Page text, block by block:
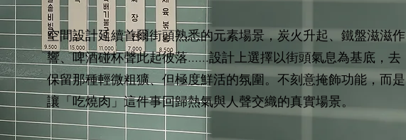
空間設計延續首爾街頭熟悉的元素場景，炭火升起、鐵盤滋滋作
響、啤酒碰杯聲此起彼落......設計上選擇以街頭氣息為基底，去
保留那種輕微粗獷、但極度鮮活的氛圍。不刻意掩飾功能，而是
讓「吃燒肉」這件事回歸熱氣與人聲交織的真實場景。